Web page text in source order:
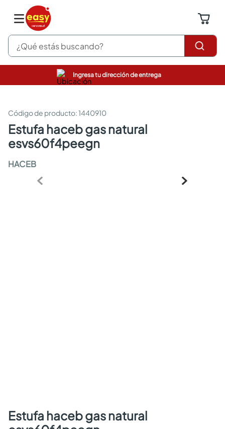
¿Qué estás buscando?
Ingresa tu dirección de entrega
:1440910
estufa haceb gas natural
esvs60f4peegn
HACEB
estufa haceb gas natural
pinturas
sanitarios
comedor
escritorio
armarios closet